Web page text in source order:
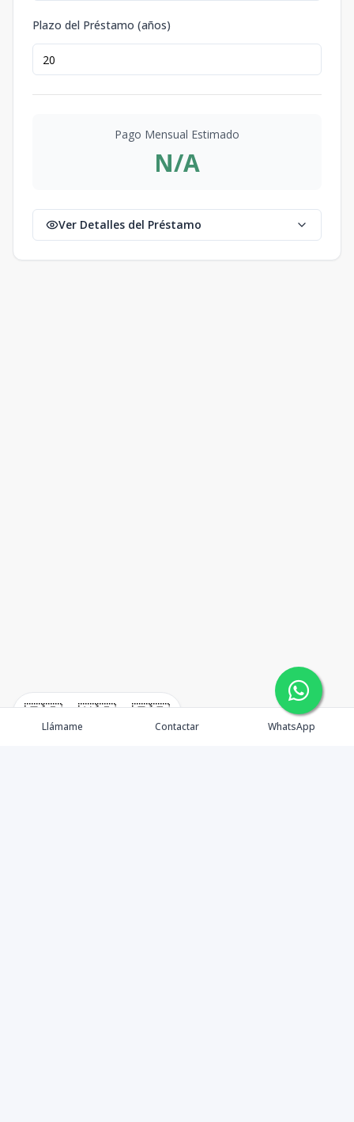
🇪🇸 🇺🇸 🇫🇷
Plazo del Préstamo (años)
Pago Mensual Estimado
N/A
Ver Detalles del Préstamo
Llámame Contactar WhatsApp